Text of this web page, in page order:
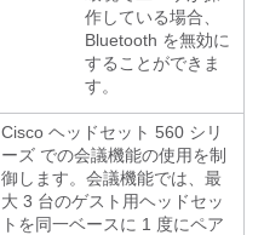
作している場合、
Bluetooth を無効に
することができま
す。
Cisco ヘッドセット 560 シリ
ーズ での会議機能の使用を制
御します。会議機能では、最
大 3 台のゲスト用ヘッドセッ
トを同一ベースに 1 度にペア